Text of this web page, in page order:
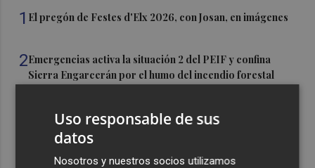
1 El pregón de Festes d'Elx 2026, con Josan, en imágenes
2Emergencias activa la situación 2 del PEIF y confina
Sierra Engarcerán por el humo del incendio forestal
viajeros procedentes de Italia
El homenaje a Ferran Torres en Foios, en imágenes
Uso responsable de sus
datos
Nosotros y nuestros socios utilizamos